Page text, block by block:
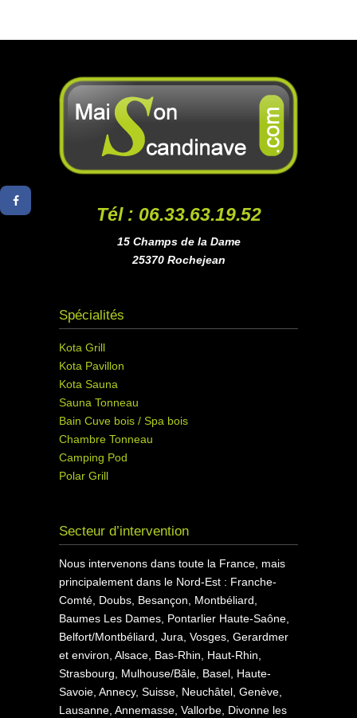
Tél : 06.33.63.19.52
15 Champs de la Dame
25370 Rochejean
Spécialités
Kota Grill
Kota Pavillon
Kota Sauna
Sauna Tonneau
Bain Cuve bois / Spa bois
Chambre Tonneau
Camping Pod
Polar Grill
Secteur d’intervention
Nous intervenons dans toute la France, mais
principalement dans le Nord-Est : Franche-
Comté, Doubs, Besançon, Montbéliard,
Baumes Les Dames, Pontarlier Haute-Saône,
Belfort/Montbéliard, Jura, Vosges, Gerardmer
et environ, Alsace, Bas-Rhin, Haut-Rhin,
Strasbourg, Mulhouse/Bâle, Basel, Haute-
Savoie, Annecy, Suisse, Neuchâtel, Genève,
Lausanne, Annemasse, Vallorbe, Divonne les